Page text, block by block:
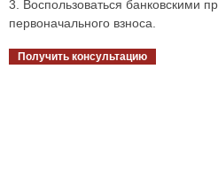
3. Воспользоваться банковскими
первоначального взноса.
Получить консультацию